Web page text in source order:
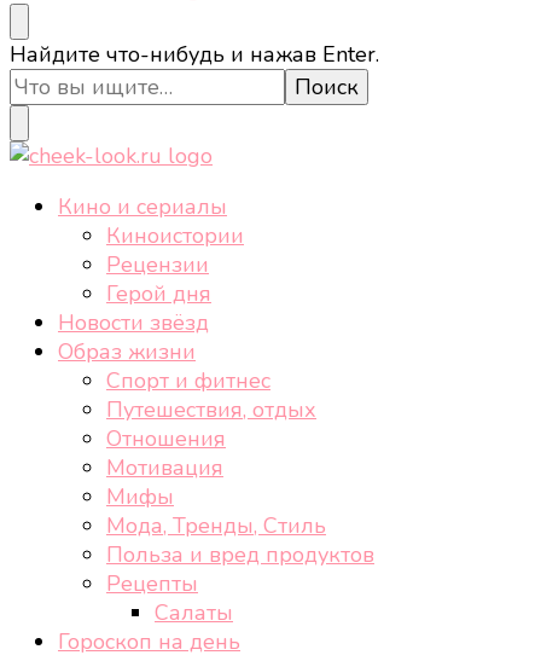
cheek-look.ru
Женский сайт о звездах и кино, а также трендах,
здоровом образе жизни, спорте, стиле, отдыхе и
еде.
Ищите
что-
то?
Найдите что-нибудь и нажав Enter.
cheek-look.ru
Женский сайт о звездах и кино, а также трендах,
здоровом образе жизни, спорте, стиле, отдыхе и
Кино и сериалы
Киноистории
Рецензии
Герой дня
Новости звёзд
Образ жизни
Спорт и фитнес
Путешествия, отдых
Отношения
Мотивация
Мифы
Мода, Тренды, Стиль
Польза и вред продуктов
Рецепты
Салаты
Гороскоп на день